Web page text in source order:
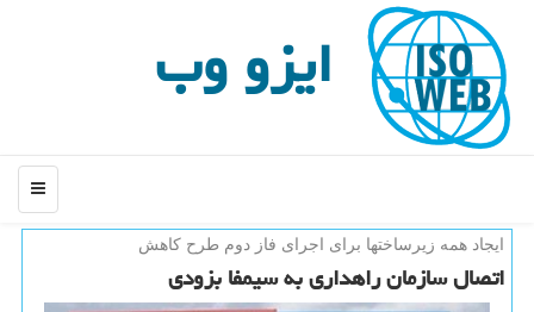
ایزو وب
منو
ایجاد همه زیرساختها برای اجرای فاز دوم طرح كاهش
اتصال سازمان راهداری به سیمفا بزودی